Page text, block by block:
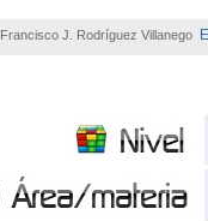
Francisco J. Rodríguez Villanego